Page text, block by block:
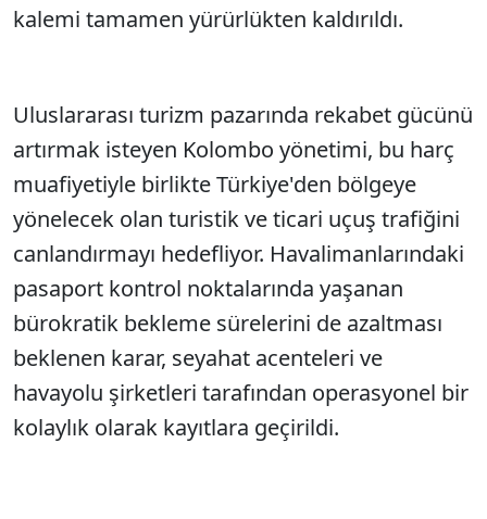
kalemi tamamen yürürlükten kaldırıldı.
Uluslararası turizm pazarında rekabet gücünü
artırmak isteyen Kolombo yönetimi, bu harç
muafiyetiyle birlikte Türkiye'den bölgeye
yönelecek olan turistik ve ticari uçuş trafiğini
canlandırmayı hedefliyor. Havalimanlarındaki
pasaport kontrol noktalarında yaşanan
bürokratik bekleme sürelerini de azaltması
beklenen karar, seyahat acenteleri ve
havayolu şirketleri tarafından operasyonel bir
kolaylık olarak kayıtlara geçirildi.